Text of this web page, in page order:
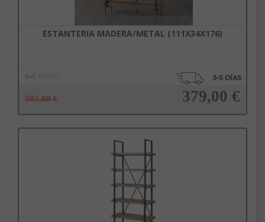
ESTANTERIA MADERA/METAL (111X34X176)
Ref. 610205
505,00 € 379,00 €
Añadir a la cesta